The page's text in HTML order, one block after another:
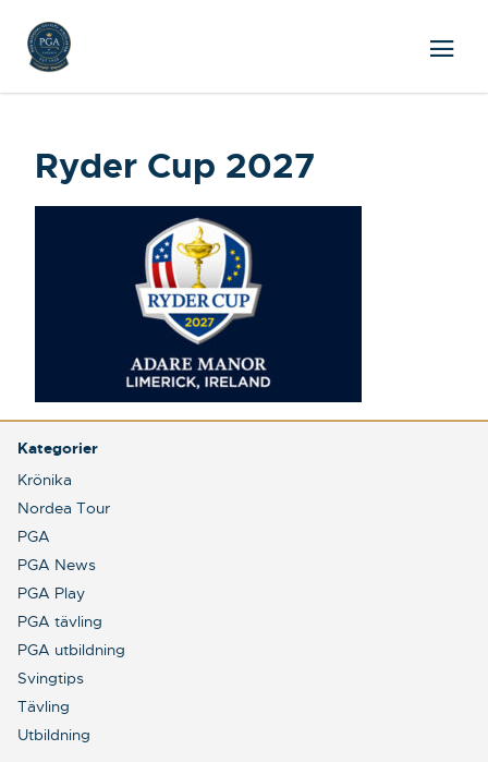
Ryder Cup 2027
Kategorier
Krönika
Nordea Tour
PGA
PGA News
PGA Play
PGA tävling
PGA utbildning
Svingtips
Tävling
Utbildning